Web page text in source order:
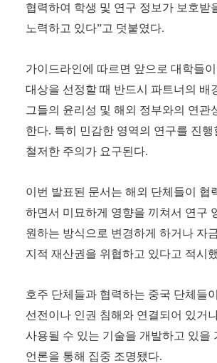
협력하여 학생 및 연구 정보가 보호받
노력하고 있다”고 덧붙였다.
가이드라인에 따르면 앞으로 대학들
대상을 선정할 때 반드시 파트너의 배
그들의 윤리성 및 해외 정부와의 연관
한다. 특히 민감한 영역의 연구를 진행
철저한 주의가 요구된다.
이번 발표된 문서는 해외 단체들이 협
하면서 미묘하게 영향을 끼쳐서 연구
원하는 방식으로 변경하게 하거나 자
지적 재산권을 위협하고 있다고 적시
호주 단체들과 협력하는 중국 단체들
선전이나 인권 침해와 연결되어 있거
사용될 수 있는 기술을 개발하고 있을
언론을 통해 집중 조명됐다.